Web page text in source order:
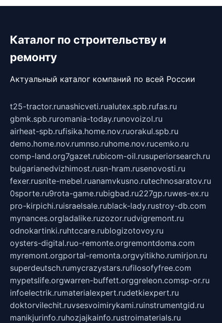
Каталог по строительству и
ремонту
Актуальный каталог компаний по всей России
t25-tractor.runashicveti.rualutex.spb.rufas.ru
gbmk.spb.ruromania-today.runovoizol.ru
airheat-spb.rufisika.home.nov.ruorakul.spb.ru
demo.home.nov.rumnso.ruhome.nov.rucemko.ru
comp-land.org7gazet.rubicom-oil.rusuperiorsearch.ru
bulgarianedvizhimost.rusn-hram.rusenovosti.ru
fexer.rusnite-mebel.ruanamvkusno.rutechnosaratov.ru
0sporte.ru9rota-game.rubigbad.ru227gp.ruwes-ex.ru
pro-kirpichi.ruisraelsale.rublack-lady.rustroy-db.com
mynances.orgladalike.ruzozor.rudvigremont.ru
odnokartinki.ruhtccare.rublogizotovoy.ru
oysters-digital.ruo-remonte.orgremontdoma.com
myremont.orgportal-remonta.orgvyitikho.rumirjon.ru
superdeutsch.rumycrazystars.rufilosofyfree.com
mypetslife.orgwarren-buffett.orggreleon.comsp-or.ru
infoelectrik.rumaterialexpert.rudetkiexpert.ru
doktorvilechit.ruvsesvoimirykami.ruinstrumentgid.ru
manikjurinfo.ruhozjajkainfo.rustroimaterials.ru